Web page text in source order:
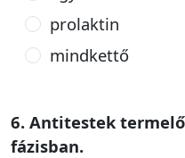
prolaktin
mindkettő
6. Antitestek
fázisban.